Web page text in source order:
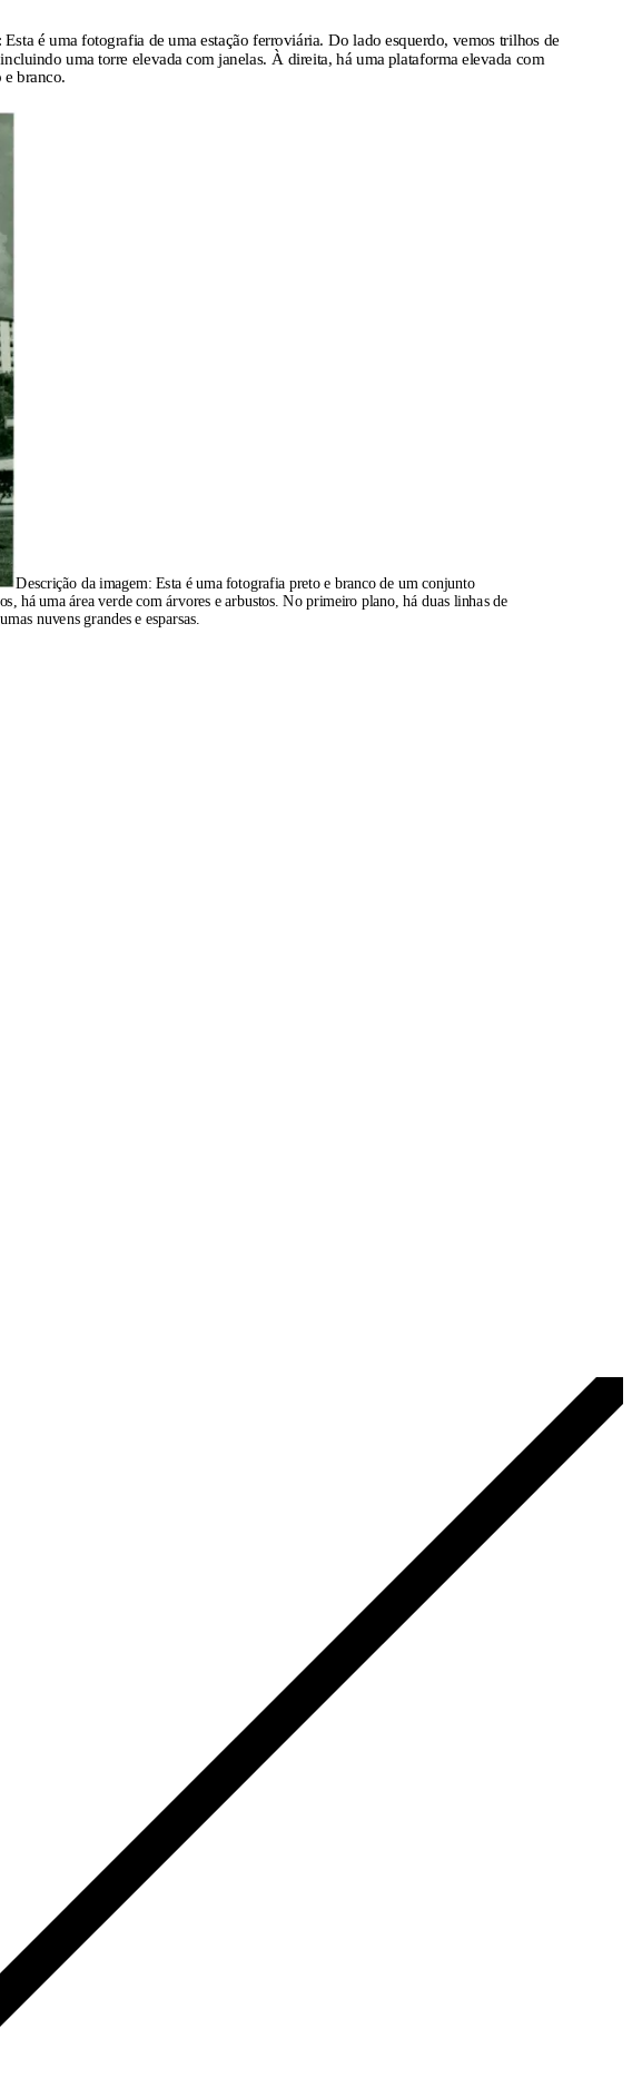
Esta é uma fotografia de uma estação ferroviária. Do lado esquerdo, vemos trilhos de
uma torre elevada com janelas. À direita, há uma plataforma elevada com
e branco.
Descrição da imagem: Esta é uma fotografia preto e branco de um conjunto
há uma área verde com árvores e arbustos. No primeiro plano, há duas linhas de
nuvens grandes e esparsas.